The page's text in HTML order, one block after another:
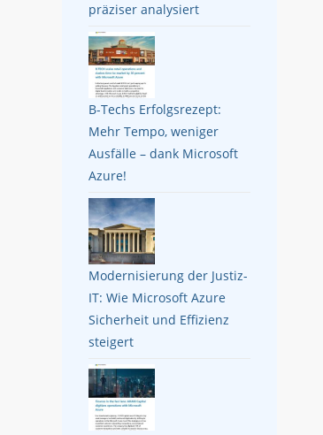
präziser analysiert
B-Techs Erfolgsrezept:
Mehr Tempo, weniger
Ausfälle – dank Microsoft
Azure!
Modernisierung der Justiz-
IT: Wie Microsoft Azure
Sicherheit und Effizienz
steigert